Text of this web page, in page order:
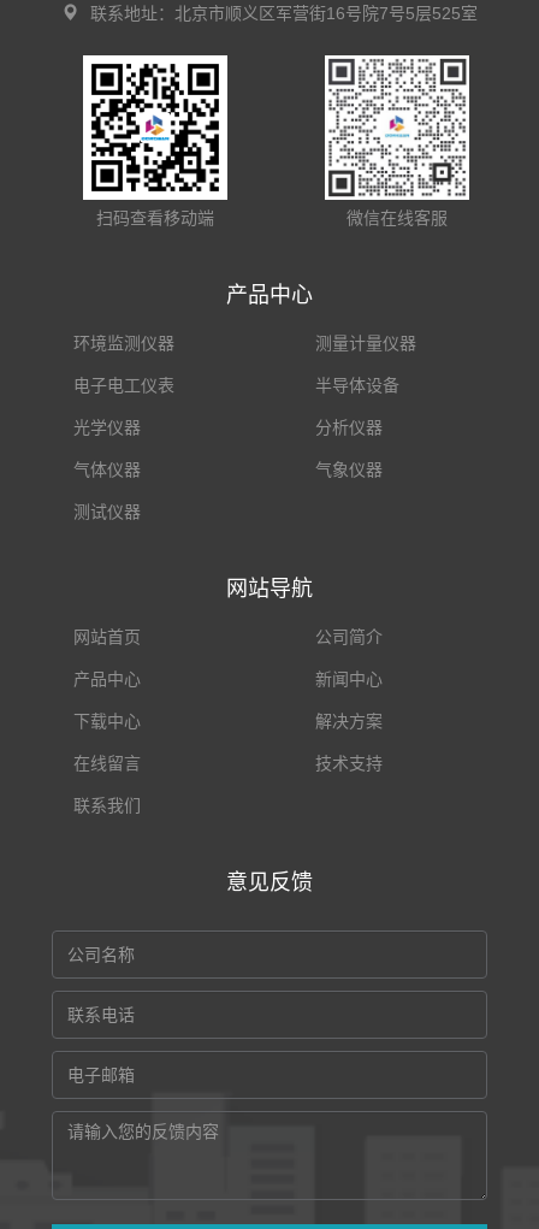
联系地址：北京市顺义区军营街16号院7号5层525室
扫码查看移动端 微信在线客服
产品中心
环境监测仪器 测量计量仪器
电子电工仪表 半导体设备
光学仪器 分析仪器
气体仪器 气象仪器
测试仪器
网站导航
网站首页 公司简介
产品中心 新闻中心
下载中心 解决方案
在线留言 技术支持
联系我们
意见反馈